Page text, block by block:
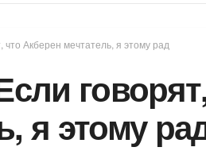
что Акберен мечтатель, я этому рад
я этому